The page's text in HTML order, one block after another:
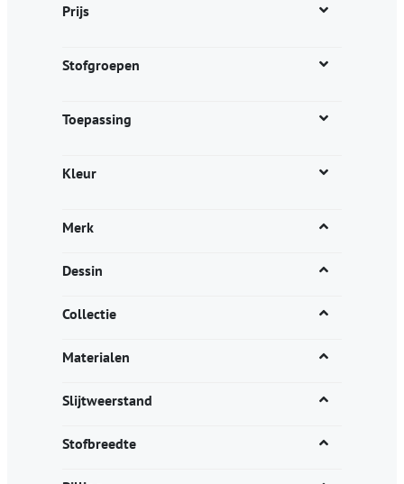
Prijs
Stofgroepen
Toepassing
Kleur
Merk
Dessin
Collectie
Materialen
Slijtweerstand
Stofbreedte
op
productpagina